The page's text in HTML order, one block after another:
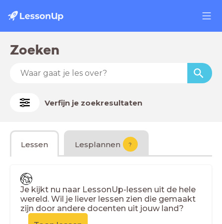
Zoeken
Verfijn je zoekresultaten
Lessen Lesplannen ?
Je kijkt nu naar LessonUp-lessen uit de hele
wereld. Wil je liever lessen zien die gemaakt
zijn door andere docenten uit jouw land?